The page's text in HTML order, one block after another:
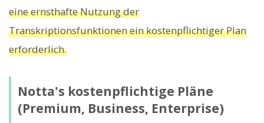
eine ernsthafte Nutzung der
Transkriptionsfunktionen ein kostenpflichtiger Plan
erforderlich.
Notta's kostenpflichtige Pläne
(Premium, Business, Enterprise)